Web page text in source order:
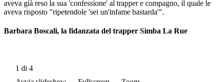
aveva già reso la sua 'confessione' al trapper e compagno, il quale le
aveva risposto "ripetendole 'sei un'infame bastarda'".
Barbara Boscali, la fidanzata del trapper Simba La Rue
1 di 4